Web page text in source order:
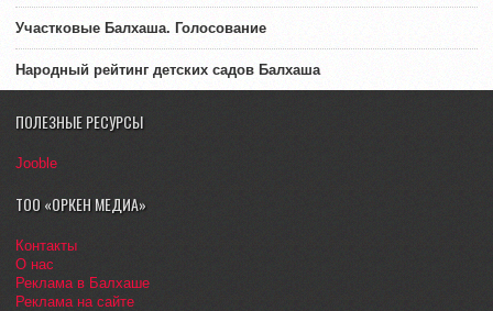
Участковые Балхаша. Голосование
Народный рейтинг детских садов Балхаша
ПОЛЕЗНЫЕ РЕСУРСЫ
Jooble
ТОО «ОРКЕН МЕДИА»
Контакты
О нас
Реклама в Балхаше
Реклама на сайте